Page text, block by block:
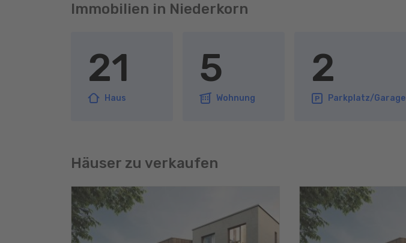
Immobilien in Niederkorn
21
Haus
5
Wohnung
2
Parkplatz/Garage
Häuser zu verkaufen